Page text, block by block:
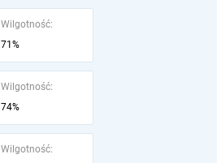
Wilgotność:
71%
Wilgotność:
74%
Wilgotność: